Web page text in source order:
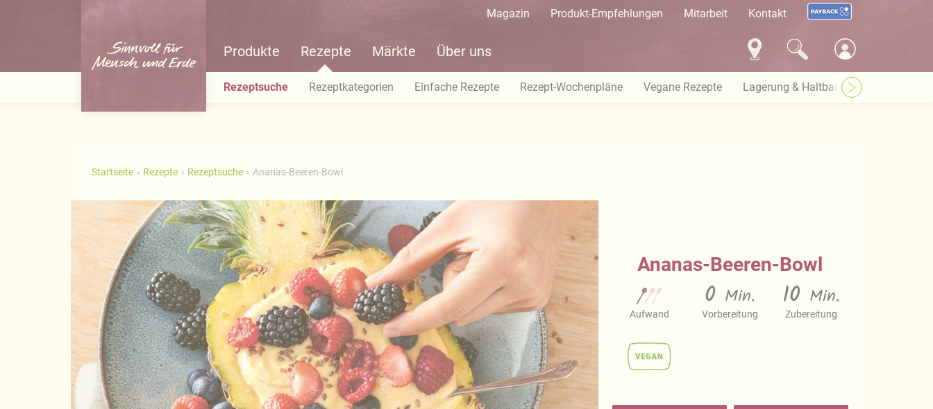
Magazin Produkt-Empfehlungen Mitarbeit Kontakt
Produkte Rezepte Märkte Über uns
Rezeptsuche Rezeptkategorien Einfache Rezepte Rezept-Wochenpläne Vegane Rezepte Lagerung & Haltbarkeit
Startseite Rezepte Rezeptsuche Ananas-Beeren-Bowl
Ananas-Beeren-Bowl
Aufwand
0 Min.
Vorbereitung
10 Min.
Zubereitung